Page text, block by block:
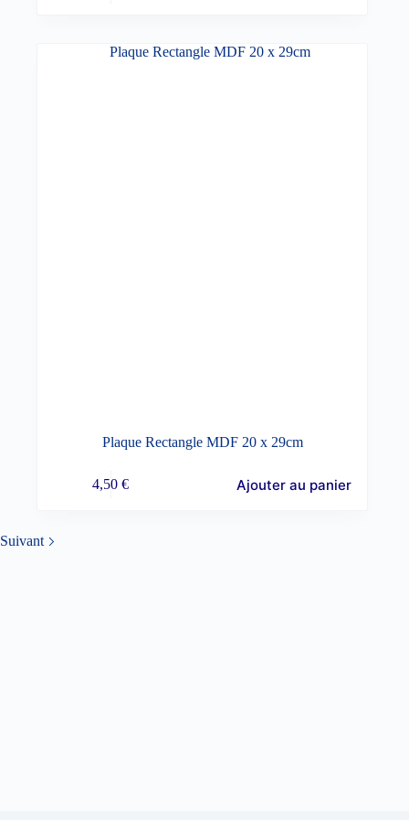
Plaque Rectangle MDF 20 x 29cm
4,50€ Ajouter au panier
Suivant